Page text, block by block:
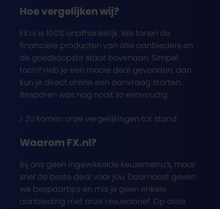
Hoe vergelijken wij?
FX.nl is 100% onafhankelijk. We tonen de
financiële producten van alle aanbieders en
de goedkoopste staat bovenaan. Simpel
toch? Heb je een mooie deal gevonden, dan
kun je direct online een aanvraag starten.
Besparen was nog nooit zo eenvoudig.
Zo komen onze vergelijkingen tot stand
Waarom FX.nl?
Bij ons geen ingewikkelde keuzemenu’s, maar
snel de beste deal voor jou. Daarnaast geven
we bespaartips en mis je geen enkele
aanbieding met onze nieuwsbrief. Op deze